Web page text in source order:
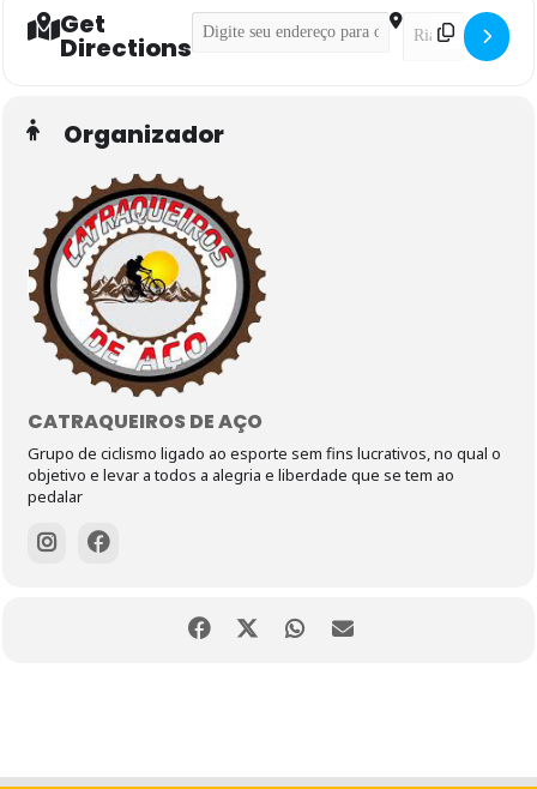
Get
Directions
Address - Pedal Iniciante []Destination
Organizador
CATRAQUEIROS DE AÇO
Grupo de ciclismo ligado ao esporte sem fins lucrativos, no qual o
objetivo e levar a todos a alegria e liberdade que se tem ao
pedalar